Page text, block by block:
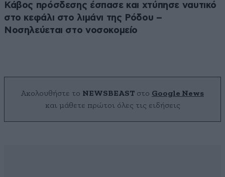
Κάβος πρόσδεσης έσπασε και χτύπησε ναυτικό
στο κεφάλι στο λιμάνι της Ρόδου –
Νοσηλεύεται στο νοσοκομείο
Ακολουθήστε το NEWSBEAST στο Google News
και μάθετε πρώτοι όλες τις ειδήσεις